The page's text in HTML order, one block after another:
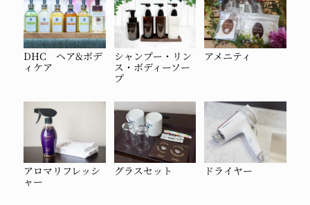
DHC ヘア&ボデ
ィケア
シャンプー・リン
ス・ボディーソー
プ
アメニティ
アロマリフレッシ
ャー
グラスセット ドライヤー